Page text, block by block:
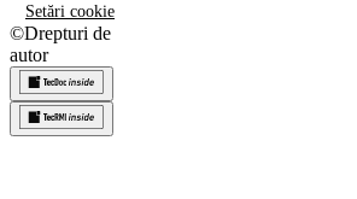
Setări cookie
©Drepturi de
autor